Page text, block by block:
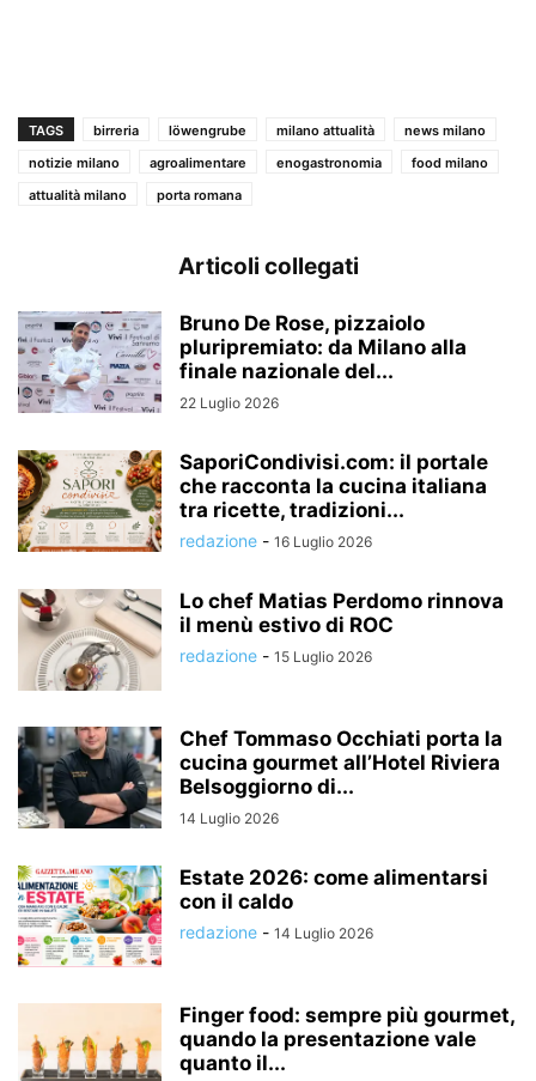
TAGS birreria löwengrube milano attualità
news milano
notizie milano
agroalimentare enogastronomia
food milano
attualità milano
porta romana
Articoli collegati
Bruno De Rose, pizzaiolo
pluripremiato: da Milano alla
finale nazionale del...
22 Luglio 2026
SaporiCondivisi.com: il portale
che racconta la cucina italiana
tra ricette, tradizioni...
redazione - 16 Luglio 2026
Lo chef Matias Perdomo rinnova
il menù estivo di ROC
redazione - 15 Luglio 2026
Chef Tommaso Occhiati porta la
cucina gourmet all’Hotel Riviera
Belsoggiorno di...
14 Luglio 2026
Estate 2026: come alimentarsi
con il caldo
redazione - 14 Luglio 2026
Finger food: sempre più gourmet,
quando la presentazione vale
quanto il...